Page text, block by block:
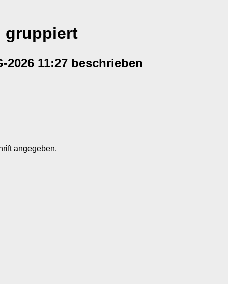
gruppiert
2026 11:27 beschrieben
angegeben.